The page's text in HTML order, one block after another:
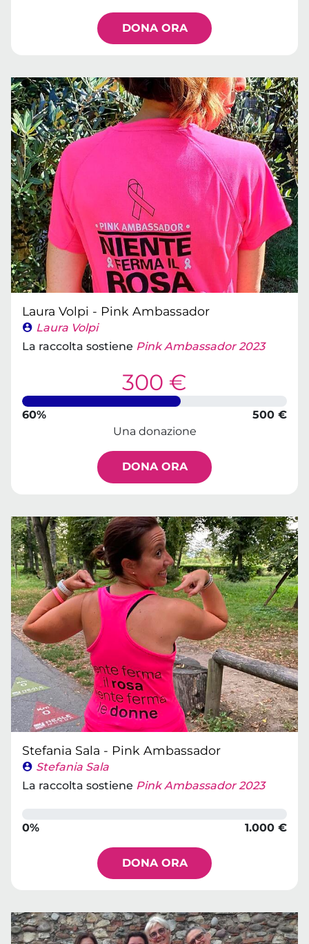
DONA ORA
Laura Volpi - Pink Ambassador
Laura Volpi
La raccolta sostiene Pink Ambassador 2023
300 €
60%
500 €
Una donazione
DONA ORA
Stefania Sala - Pink Ambassador
Stefania Sala
La raccolta sostiene Pink Ambassador 2023
0% 1.000 €
DONA ORA